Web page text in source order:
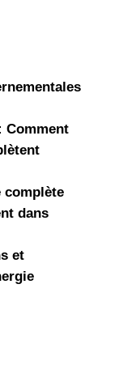
Comment
complète
dans
et